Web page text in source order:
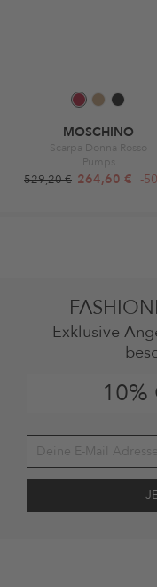
MOSCHINO
Scarpa Donna Rosso
Pumps
529,20 € 264,60 € -
Exklusive
10%